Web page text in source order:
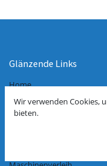
Glänzende Links
Home
Über uns
VERTRAG WIDERRUFEN
Impressum
Wir verwenden Cookies,
bieten.